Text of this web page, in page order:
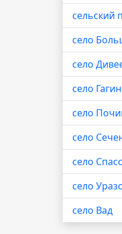
сельский
село
село
село
село
село
село
село
село Вад